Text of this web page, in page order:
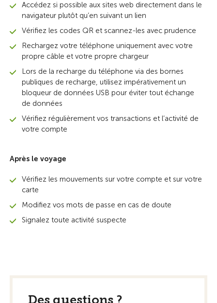
Accédez si possible aux sites web directement dans le
navigateur plutôt qu’en suivant un lien
Vérifiez les codes QR et scannez-les avec prudence
Rechargez votre téléphone uniquement avec votre
propre câble et votre propre chargeur
Lors de la recharge du téléphone via des bornes
publiques de recharge, utilisez impérativement un
bloqueur de données USB pour éviter tout échange
de données
Vérifiez régulièrement vos transactions et l’activité de
votre compte
Après le voyage
Vérifiez les mouvements sur votre compte et sur votre
carte
Modifiez vos mots de passe en cas de doute
Signalez toute activité suspecte
Des questions ?